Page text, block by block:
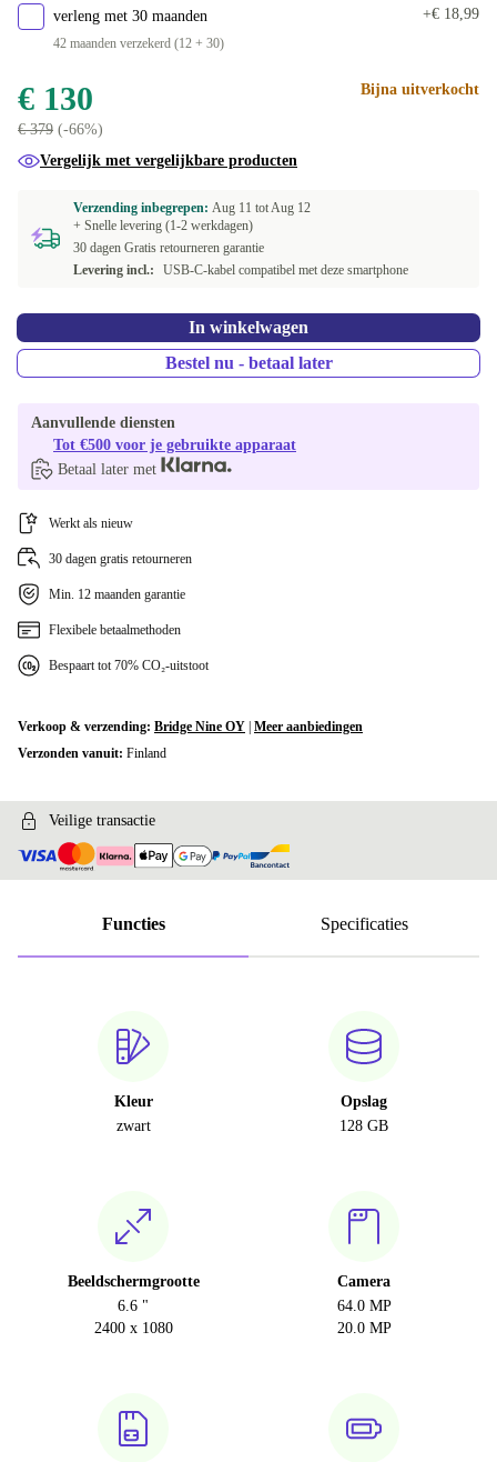
verleng met 30 maanden
42 maanden verzekerd (12 + 30)
+€ 18,99
€ 130
€ 379 (-66%)
Bijna uitverkocht
Vergelijk met vergelijkbare producten
Verzending inbegrepen: Aug 11 totAug 12
+ Snelle levering (1-2 werkdagen)
30 dagen Gratis retourneren garantie
Levering incl.:
USB-C-kabel compatibel met deze smartphone
In winkelwagen
Bestel nu - betaal later
Aanvullende diensten
Tot €500 voor je gebruikte apparaat
Betaal later met
Werkt als nieuw
30 dagen gratis retourneren
Min. 12 maanden garantie
Flexibele betaalmethoden
Bespaart tot 70% CO₂-uitstoot
Verkoop & verzending: Bridge Nine OY Meer aanbiedingen
Verzonden vanuit: Finland
Veilige transactie
Functies Specificaties
Kleur
zwart
Opslag
128 GB
Beeldschermgrootte
6.6 "
2400 x 1080
Camera
64.0 MP
20.0 MP